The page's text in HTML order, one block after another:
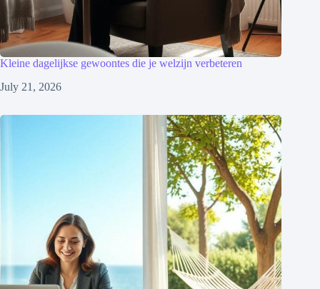
Kleine dagelijkse gewoontes die je welzijn verbeteren
July 21, 2026